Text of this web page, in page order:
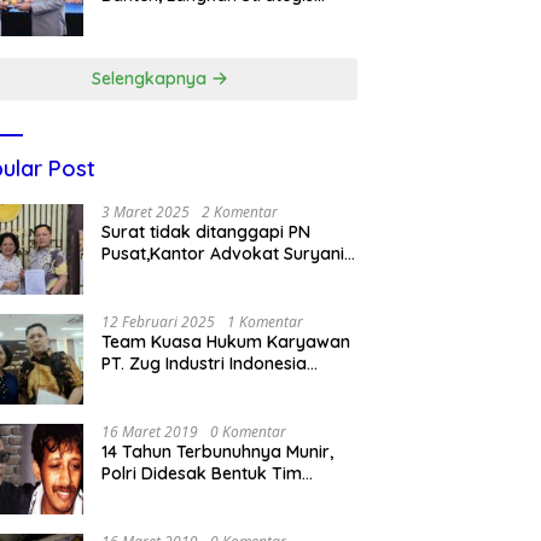
Selengkapnya
Post
3 Maret 2025 2 Komentar
Surat tidak ditanggapi PN
Pusat,Kantor Advokat Suryani
Agung RI
12 Februari 2025 1 Komentar
Team Kuasa Hukum Karyawan
PT. Zug Industri Indonesia
Karyawan di Pengadilan Negeri
Jakarta Pusat
16 Maret 2019 0 Komentar
14 Tahun Terbunuhnya Munir,
Polri Didesak Bentuk Tim